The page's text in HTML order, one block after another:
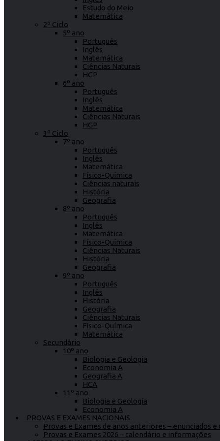
Estudo do Meio
Matemática
2º Ciclo
5º ano
Português
Inglês
Matemática
Ciências Naturais
HGP
6º ano
Português
Inglês
Matemática
Ciências Naturais
HGP
3º Ciclo
7º ano
Português
Inglês
Matemática
Físico-Química
Ciências naturais
História
Geografia
8º ano
Português
Inglês
Matemática
Físico-Química
Ciências Naturais
História
Geografia
9º ano
Português
Inglês
História
Geografia
Ciências Naturais
Físico-Química
Matemática
Secundário
10º ano
Biologia e Geologia
Economia A
Geografia A
HCA
11º ano
Biologia e Geologia
Economia A
PROVAS E EXAMES NACIONAIS
Provas e Exames de anos anteriores – enunciados
Provas e Exames 2026 – calendário e informações